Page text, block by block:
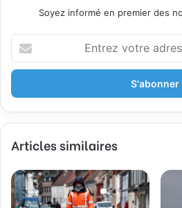
Soyez informé en premier des
t
e
z
o
r
e
a
Articles similaires